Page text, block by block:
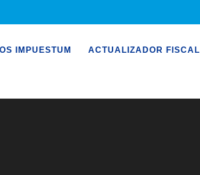
IMPUESTUM ACTUALIZADOR FISCAL